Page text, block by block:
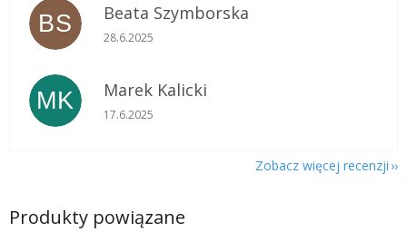
Produkty powiązane
BS Beata Szymborska
Ocena sklepu to 5 na 5 gwiazdek.
28.6.2025
MK Marek Kalicki
Ocena sklepu to 5 na 5 gwiazdek.
17.6.2025
Zobacz więcej recenzji